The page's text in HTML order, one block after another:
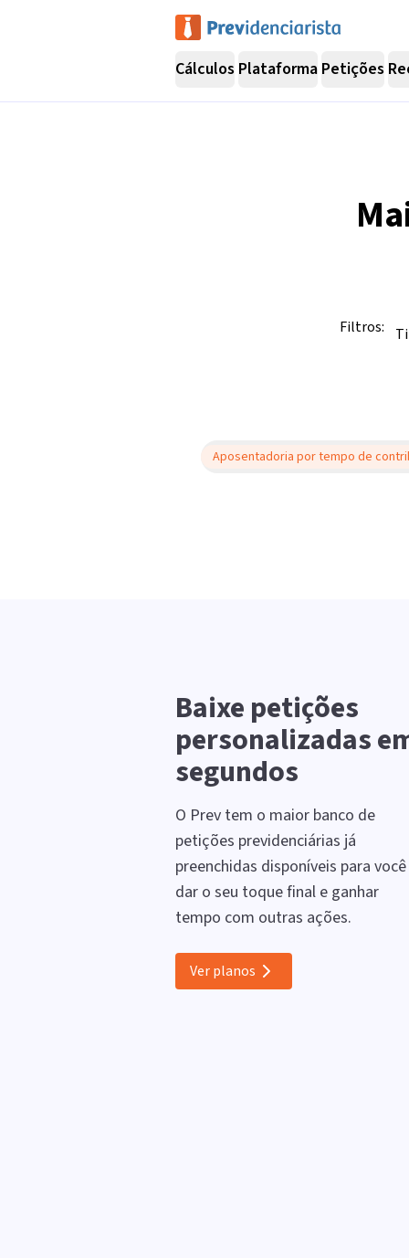
Cálculos Plataforma Petições
Filtros:
Aposentadoria por tempo de
Baixe petições
personalizadas
segundos
O Prev tem o maior banco de
petições previdenciárias já
preenchidas disponíveis para você
dar o seu toque final e ganhar
tempo com outras ações.
Ver planos